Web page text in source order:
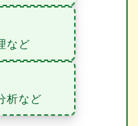
など
析など